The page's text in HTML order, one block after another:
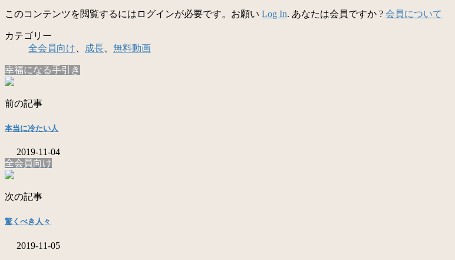
このコンテンツを閲覧するにはログインが必要です。お願い Log In. あなたは会員ですか ? 会員について
カテゴリー
全会員向け
成長 無料動画
幸福になる手引き
前の記事
本当に冷たい人
2019-11-04
全会員向け
次の記事
驚くべき人々
2019-11-05